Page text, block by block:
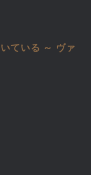
ている ～ ヴァ